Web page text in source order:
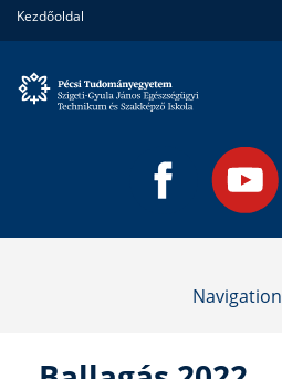
Kezdőoldal
Navigation